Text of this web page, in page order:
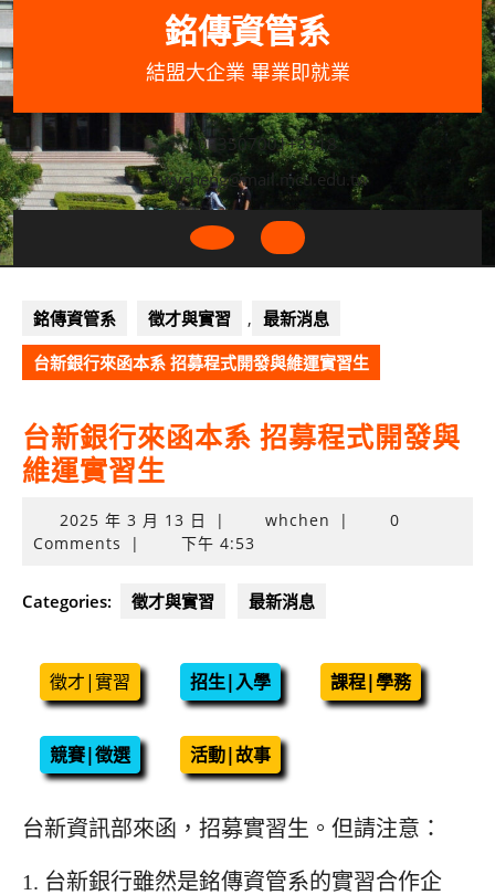
Skip
to
content
銘傳資管系
結盟大企業 畢業即就業
033507001+3318
wycheng@mail.mcu.edu.tw
Open
銘傳資管系
徵才與實習 , 最新消息
台新銀行來函本系 招募程式開發與維運實習生
台新銀行來函本系 招募程式開發與
維運實習生
2025 年 3 月 13 日 2025
年
月
13
| whchen |
0
Comments
| 下午 4:53
Categories: 徵才與實習 最新消息
徵才|實習 招生|入學 課程|學務
競賽|徵選 活動|故事
台新資訊部來函，招募實習生。但請注意：
1. 台新銀行雖然是銘傳資管系的實習合作企